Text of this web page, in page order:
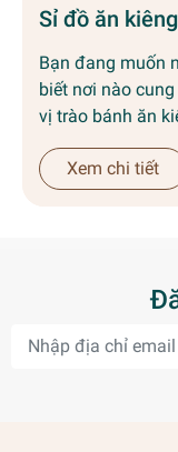
Sỉ đồ ăn
Bạn đang muốn
biết nơi nào
vị trào bánh ăn
Xem chi tiết